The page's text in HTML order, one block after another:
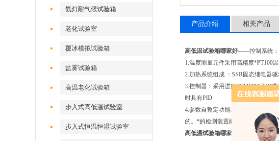
氙灯耐气候试验箱
老化试验室
覆冰模拟试验箱
盐雾试验箱
高温老化试验箱
步入式高低温试验室
步入式恒温恒湿试验室
产品介绍 相关产品
高低温试验箱哪家好——控制系统：
1.温度测量元件采用高精度*PT100
2.加热系统组成 ：SSR固态继电器驱
3.控制器：采用进口TEMI990可程
时具有PID
4.参数自整定功能。控制系统使用
的。*的检测装置能自动进行详细的
高低温试验箱哪家好
——技术参数：